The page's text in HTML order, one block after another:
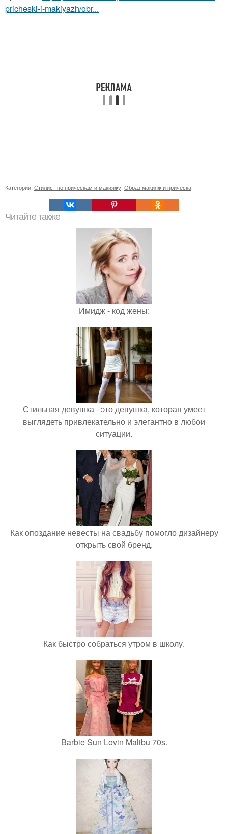
pricheski-i-makiyazh/obr...
Категории: Стилист по прическам и макияжу Образ макияж и прическа
Читайте также
Имидж - код жены:
Стильная девушка - это девушка, которая умеет
выглядеть привлекательно и элегантно в любои
ситуации.
Как опоздание невесты на свадьбу помогло дизайнеру
открыть свой бренд.
Как быстро собраться утром в школу.
Barbie Sun Lovin Malibu 70s.